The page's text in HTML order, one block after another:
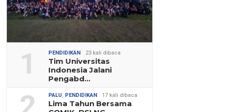
1 PENDIDIKAN 23 kali dibaca
Tim Universitas
Indonesia Jalani
Pengabd…
PALU, PENDIDIKAN 17 kali dibaca
Lima Tahun Bersama